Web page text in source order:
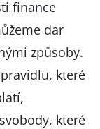
finance
dar
způsoby.
které
které